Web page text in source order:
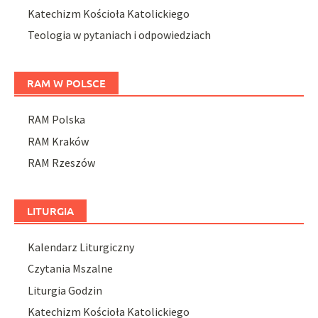
Katechizm Kościoła Katolickiego
Teologia w pytaniach i odpowiedziach
RAM W POLSCE
RAM Polska
RAM Kraków
RAM Rzeszów
LITURGIA
Kalendarz Liturgiczny
Czytania Mszalne
Liturgia Godzin
Katechizm Kościoła Katolickiego